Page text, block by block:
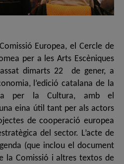
Europea, el Cercle de
per a les Arts Escèniques
dimarts 22 de gener, a
l’edició catalana de la
per la Cultura, amb el
eina útil tant per als actors
de cooperació europea
del sector. L’acte de
(que inclou el document
la Comissió i altres textos de